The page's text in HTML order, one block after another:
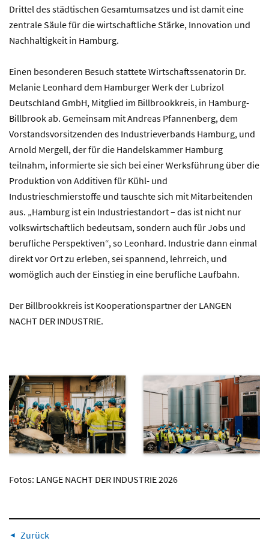
Drittel des städtischen Gesamtumsatzes und ist damit eine
zentrale Säule für die wirtschaftliche Stärke, Innovation und
Nachhaltigkeit in Hamburg.
Einen besonderen Besuch stattete Wirtschaftssenatorin Dr.
Melanie Leonhard dem Hamburger Werk der Lubrizol
Deutschland GmbH, Mitglied im Billbrookkreis, in Hamburg-
Billbrook ab. Gemeinsam mit Andreas Pfannenberg, dem
Vorstandsvorsitzenden des Industrieverbands Hamburg, und
Arnold Mergell, der für die Handelskammer Hamburg
teilnahm, informierte sie sich bei einer Werksführung über die
Produktion von Additiven für Kühl- und
Industrieschmierstoffe und tauschte sich mit Mitarbeitenden
aus. „Hamburg ist ein Industriestandort – das ist nicht nur
volkswirtschaftlich bedeutsam, sondern auch für Jobs und
berufliche Perspektiven“, so Leonhard. Industrie dann einmal
direkt vor Ort zu erleben, sei spannend, lehrreich, und
womöglich auch der Einstieg in eine berufliche Laufbahn.
Der Billbrookkreis ist Kooperationspartner der LANGEN
NACHT DER INDUSTRIE.
Fotos: LANGE NACHT DER INDUSTRIE 2026
Zurück